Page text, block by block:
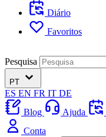
Diário
Favoritos
Pesquisa
PT
ES EN FR IT DE
Blog
Ajuda
Conta